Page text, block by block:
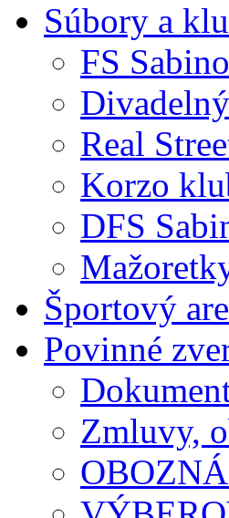
Súbory a
FS
Real
Korzo
DFS
Športový
Povinné
Zmluvy,